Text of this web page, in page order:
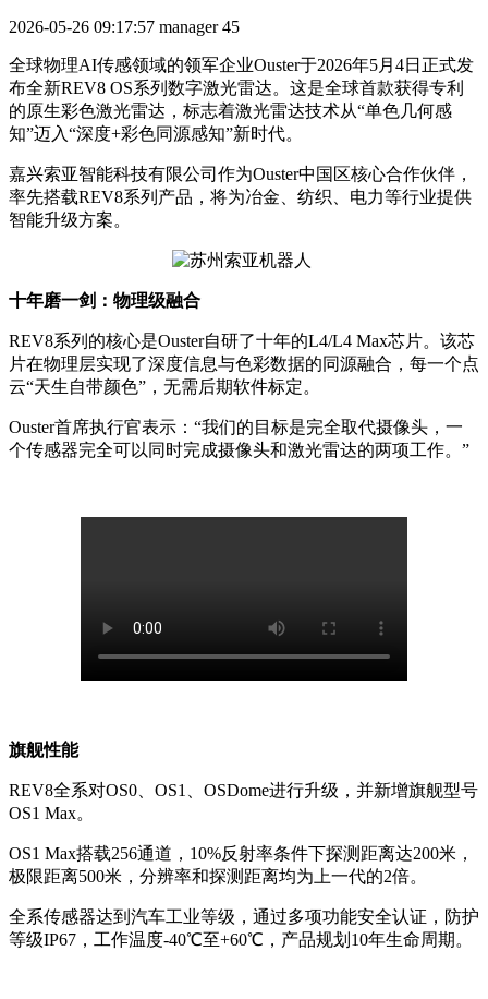
2026-05-26 09:17:57 manager 45
全球物理AI传感领域的领军企业Ouster于2026年5月4日正式发
布全新REV8 OS系列数字激光雷达。这是全球首款获得专利
的原生彩色激光雷达，标志着激光雷达技术从“单色几何感
知”迈入“深度+彩色同源感知”新时代。
嘉兴索亚智能科技有限公司作为Ouster中国区核心合作伙伴，
率先搭载REV8系列产品，将为冶金、纺织、电力等行业提供
智能升级方案。
十年磨一剑：物理级融合
REV8系列的核心是Ouster自研了十年的L4/L4 Max芯片。该芯
片在物理层实现了深度信息与色彩数据的同源融合，每一个点
云“天生自带颜色”，无需后期软件标定。
Ouster首席执行官表示：“我们的目标是完全取代摄像头，一
个传感器完全可以同时完成摄像头和激光雷达的两项工作。”
旗舰性能
REV8全系对OS0、OS1、OSDome进行升级，并新增旗舰型号
OS1 Max。
OS1 Max搭载256通道，10%反射率条件下探测距离达200米，
极限距离500米，分辨率和探测距离均为上一代的2倍。
全系传感器达到汽车工业等级，通过多项功能安全认证，防护
等级IP67，工作温度-40℃至+60℃，产品规划10年生命周期。